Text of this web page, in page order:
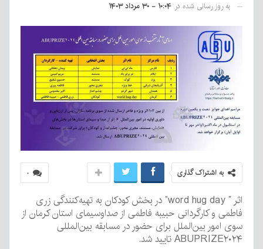
به روز رسانی شده در ۱۰:۰۴ - ۳۰ مرداد ۱۴۰۳
۰ به اشتراک گذاری
اثر ” word hug day” در بخش کودکان به تهیه‌کنندگی زری
فاطمی و کارگردانی حبیبه فاطمی از صداوسیمای استان کرمان از
سوی امور بین‌الملل برای حضور در مسابقه بین‌المللی
ABUPRIZE۲۰۲۴ تایید شد.